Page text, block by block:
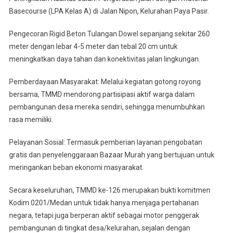
Basecourse (LPA Kelas A) di Jalan Nipon, Kelurahan Paya Pasir.
Pengecoran Rigid Beton Tulangan Dowel sepanjang sekitar 260
meter dengan lebar 4-5 meter dan tebal 20 cm untuk
meningkatkan daya tahan dan konektivitas jalan lingkungan.
Pemberdayaan Masyarakat: Melalui kegiatan gotong royong
bersama, TMMD mendorong partisipasi aktif warga dalam
pembangunan desa mereka sendiri, sehingga menumbuhkan
rasa memiliki.
Pelayanan Sosial: Termasuk pemberian layanan pengobatan
gratis dan penyelenggaraan Bazaar Murah yang bertujuan untuk
meringankan beban ekonomi masyarakat.
Secara keseluruhan, TMMD ke-126 merupakan bukti komitmen
Kodim 0201/Medan untuk tidak hanya menjaga pertahanan
negara, tetapi juga berperan aktif sebagai motor penggerak
pembangunan di tingkat desa/kelurahan, sejalan dengan